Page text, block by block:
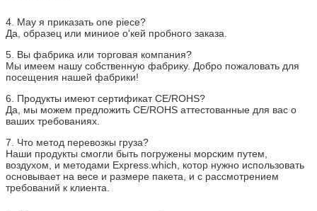
4. May я приказать one piece?
Да, образец или миниое о'кей пробного заказа.
5. Вы фабрика или торговая компания?
Мы имеем нашу собственную фабрику. Добро пожаловать для
посещения нашей фабрики!
6. Продукты имеют сертификат CE/ROHS?
Да, мы можем предложить CE/ROHS аттестованные для вас о
ваших требованиях.
7. Что метод перевозкы груза?
Наши продукты смогли быть погружены морским путем,
воздухом, и методами Express.which, котор нужно использовать
основывает на весе и размере пакета, и с рассмотрением
требований к клиента.